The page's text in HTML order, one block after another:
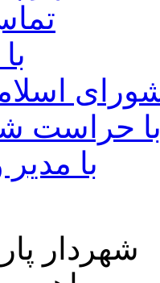
حراست
با